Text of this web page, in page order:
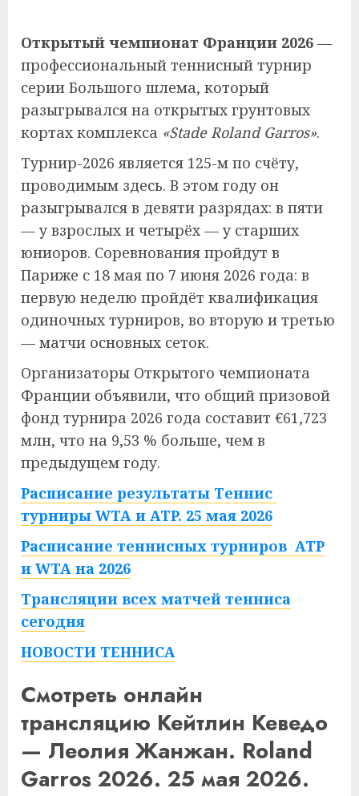
Открытый чемпионат Франции 2026 —
профессиональный теннисный турнир
серии Большого шлема, который
разыгрывался на открытых грунтовых
кортах комплекса «Stade Roland Garros».
Турнир-2026 является 125-м по счёту,
проводимым здесь. В этом году он
разыгрывался в девяти разрядах: в пяти
— у взрослых и четырёх — у старших
юниоров. Соревнования пройдут в
Париже с 18 мая по 7 июня 2026 года: в
первую неделю пройдёт квалификация
одиночных турниров, во вторую и третью
— матчи основных сеток.
Организаторы Открытого чемпионата
Франции объявили, что общий призовой
фонд турнира 2026 года составит €61,723
млн, что на 9,53 % больше, чем в
предыдущем году.
Расписание результаты Теннис
турниры WTA и ATP. 25 мая 2026
Расписание теннисных турниров ATP
и WTA на 2026
Трансляции всех матчей тенниса
сегодня
НОВОСТИ ТЕННИСА
Смотреть онлайн
трансляцию Кейтлин Кеведо
— Леолия Жанжан. Roland
Garros 2026. 25 мая 2026.